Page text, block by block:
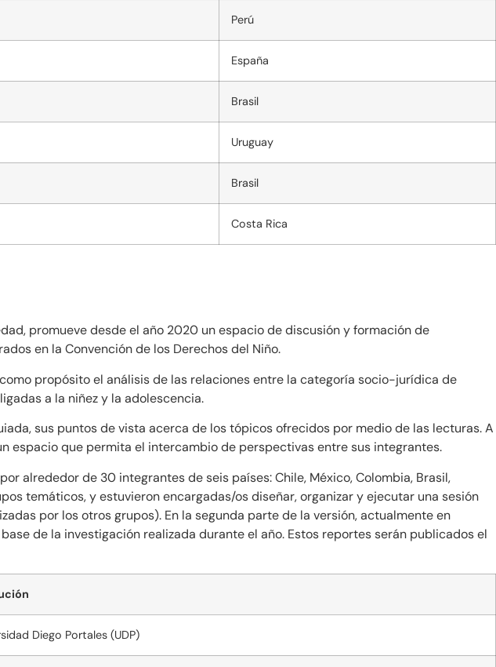
Perú
España
Brasil
Uruguay
Brasil
Costa Rica
promueve desde el año 2020 un espacio de discusión y formación de
en la Convención de los Derechos del Niño.
propósito el análisis de las relaciones entre la categoría socio-jurídica de
a la niñez y la adolescencia.
sus puntos de vista acerca de los tópicos ofrecidos por medio de las lecturas. A
espacio que permita el intercambio de perspectivas entre sus integrantes.
alrededor de 30 integrantes de seis países: Chile, México, Colombia, Brasil,
temáticos, y estuvieron encargadas/os diseñar, organizar y ejecutar una sesión
por los otros grupos). En la segunda parte de la versión, actualmente en
de la investigación realizada durante el año. Estos reportes serán publicados el
Diego Portales (UDP)